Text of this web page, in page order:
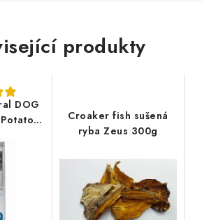
produkty
DOG
Croaker fish sušená
ryba Zeus 300g